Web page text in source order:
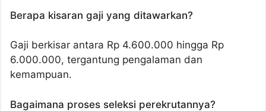
Berapa kisaran gaji yang ditawarkan?
Gaji berkisar antara Rp 4.600.000 hingga Rp
6.000.000, tergantung pengalaman dan
kemampuan.
Bagaimana proses seleksi perekrutannya?